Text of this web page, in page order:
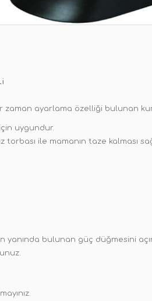
zaman ayarlama özelliği bulunan
uygundur.
ile mamanın taze kalması
bulunan güç düğmesini